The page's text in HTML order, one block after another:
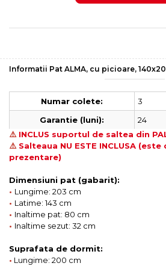
Informatii Pat ALMA, cu picioare,
Numar colete:
3
Garantie (luni):
24
⚠️INCLUS suportul de saltea din
⚠️Salteaua NU ESTE INCLUSA
prezentare)
Dimensiuni pat (gabarit):
• Lungime: 203 cm
• Latime: 143 cm
• Inaltime pat: 80 cm
• Inaltime sezut: 32 cm
Suprafata de dormit:
• Lungime: 200 cm